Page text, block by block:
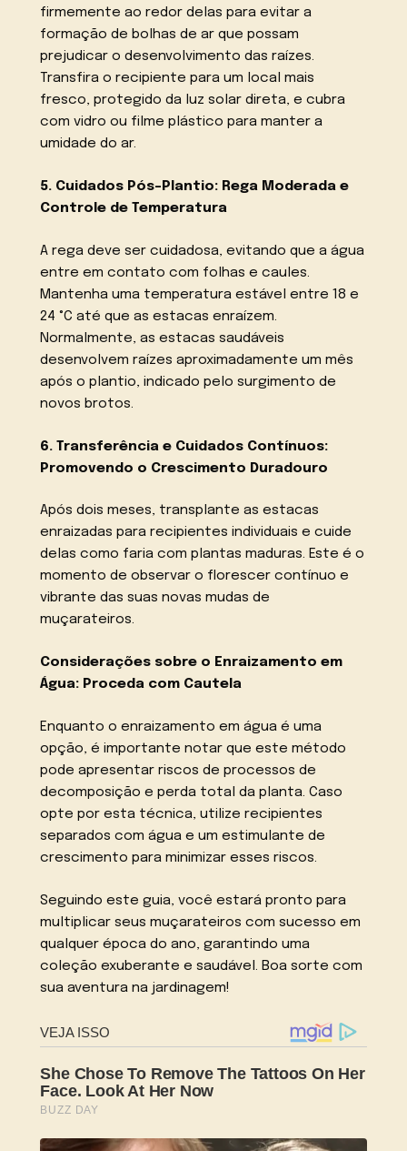
firmemente ao redor delas para evitar a
formação de bolhas de ar que possam
prejudicar o desenvolvimento das raízes.
Transfira o recipiente para um local mais
fresco, protegido da luz solar direta, e cubra
com vidro ou filme plástico para manter a
umidade do ar.
5. Cuidados Pós-Plantio: Rega Moderada e
Controle de Temperatura
A rega deve ser cuidadosa, evitando que a água
entre em contato com folhas e caules.
Mantenha uma temperatura estável entre 18 e
24 °C até que as estacas enraízem.
Normalmente, as estacas saudáveis
desenvolvem raízes aproximadamente um mês
após o plantio, indicado pelo surgimento de
novos brotos.
6. Transferência e Cuidados Contínuos:
Promovendo o Crescimento Duradouro
Após dois meses, transplante as estacas
enraizadas para recipientes individuais e cuide
delas como faria com plantas maduras. Este é o
momento de observar o florescer contínuo e
vibrante das suas novas mudas de
muçarateiros.
Considerações sobre o Enraizamento em
Água: Proceda com Cautela
Enquanto o enraizamento em água é uma
opção, é importante notar que este método
pode apresentar riscos de processos de
decomposição e perda total da planta. Caso
opte por esta técnica, utilize recipientes
separados com água e um estimulante de
crescimento para minimizar esses riscos.
Seguindo este guia, você estará pronto para
multiplicar seus muçarateiros com sucesso em
qualquer época do ano, garantindo uma
coleção exuberante e saudável. Boa sorte com
sua aventura na jardinagem!